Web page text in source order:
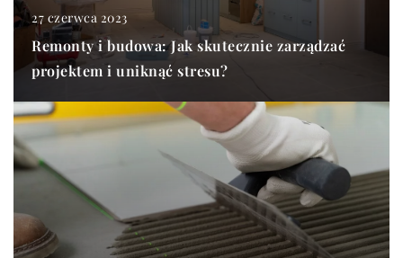
27 czerwca 2023
Remonty i budowa: Jak skutecznie zarządzać
projektem i uniknąć stresu?